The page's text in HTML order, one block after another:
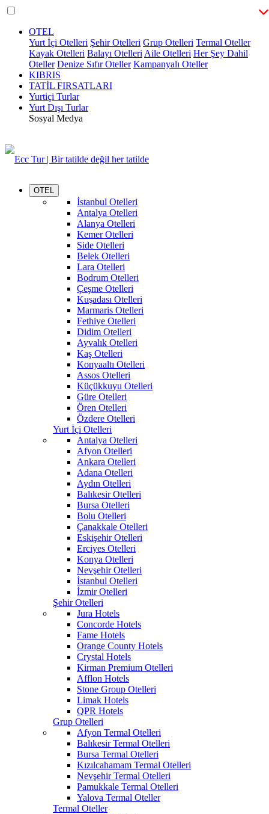
OTEL
Yurt İçi Otelleri Şehir Otelleri Grup Otelleri Termal Oteller
Kayak Otelleri Balayı Otelleri Aile Otelleri Her Şey Dahil
Oteller Denize Sıfır Oteller Kampanyalı Oteller
KIBRIS
TATİL FIRSATLARI
Yurtiçi Turlar
Yurt Dışı Turlar
Sosyal Medya
OTEL
İstanbul Otelleri
Antalya Otelleri
Alanya Otelleri
Kemer Otelleri
Side Otelleri
Belek Otelleri
Lara Otelleri
Bodrum Otelleri
Çeşme Otelleri
Kuşadası Otelleri
Marmaris Otelleri
Fethiye Otelleri
Didim Otelleri
Ayvalık Otelleri
Kaş Otelleri
Konyaaltı Otelleri
Assos Otelleri
Küçükkuyu Otelleri
Güre Otelleri
Ören Otelleri
Özdere Otelleri
Yurt İçi Otelleri
Antalya Otelleri
Afyon Otelleri
Ankara Otelleri
Adana Otelleri
Aydın Otelleri
Balıkesir Otelleri
Bursa Otelleri
Bolu Otelleri
Çanakkale Otelleri
Eskişehir Otelleri
Erciyes Otelleri
Konya Otelleri
Nevşehir Otelleri
İstanbul Otelleri
İzmir Otelleri
Şehir Otelleri
Jura Hotels
Concorde Hotels
Fame Hotels
Orange County Hotels
Crystal Hotels
Kirman Premium Otelleri
Afflon Hotels
Stone Group Otelleri
Limak Hotels
QPR Hotels
Grup Otelleri
Afyon Termal Otelleri
Balıkesir Termal Otelleri
Bursa Termal Otelleri
Kızılcahamam Termal Otelleri
Nevşehir Termal Otelleri
Pamukkale Termal Otelleri
Yalova Termal Oteller
Termal Oteller